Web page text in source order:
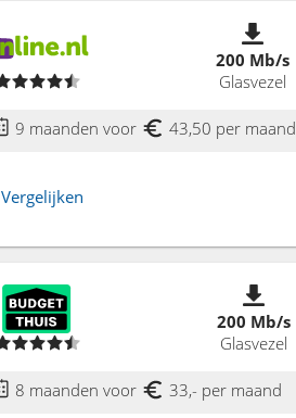
200 Mb/s
Glasvezel
9 maanden voor 43,50 per maand
Vergelijken
200 Mb/s
Glasvezel
8 maanden voor 33,- per maand